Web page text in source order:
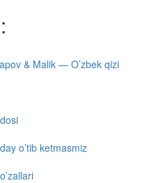
& Malik — O’zbek qizi
o’tib ketmasmiz